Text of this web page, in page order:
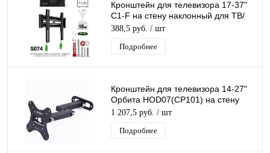
Кронштейн для телевизора 17-37"
C1-F на стену наклонный для ТВ/
Монитора до 18 кг
388,5 руб. / шт
Подробнее
Кронштейн для телевизора 14-27"
Орбита HOD07(CP101) на стену
наклонный поворотный для ТВ/
Монитора
1 207,5 руб. / шт
Подробнее